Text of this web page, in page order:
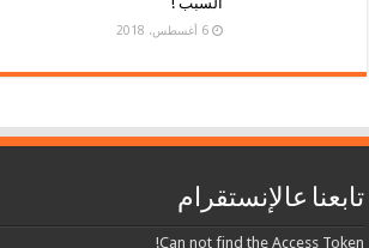
6 أغسطس، 2018
تابعنا عالإنستقرام
Can not find the Access Token!